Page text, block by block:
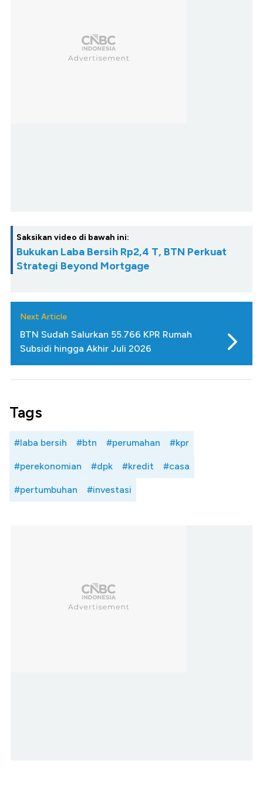
Saksikan video di bawah ini:
Bukukan Laba Bersih Rp2,4 T, BTN Perkuat
Strategi Beyond Mortgage
Next Article
BTN Sudah Salurkan 55.766 KPR Rumah
Subsidi hingga Akhir Juli 2026
Tags
#laba bersih #btn #perumahan #kpr
#perekonomian #dpk #kredit #casa
#pertumbuhan #investasi